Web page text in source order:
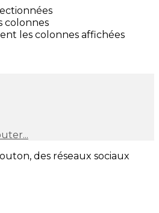
colonnes
les colonnes affichées
des réseaux sociaux